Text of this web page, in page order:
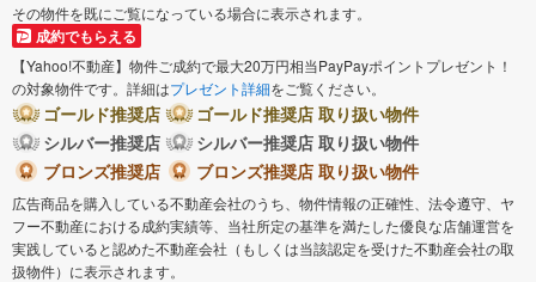
その物件を既にご覧になっている場合に表示されます。
成約でもらえる
【Yahoo!不動産】物件ご成約で最大20万円相当PayPayポイントプレゼント！
の対象物件です。詳細はプレゼント詳細をご覧ください。
ゴールド推奨店
ゴールド推奨店 取り扱い物件
シルバー推奨店
シルバー推奨店 取り扱い物件
ブロンズ推奨店
ブロンズ推奨店 取り扱い物件
広告商品を購入している不動産会社のうち、物件情報の正確性、法令遵守、ヤ
フー不動産における成約実績等、当社所定の基準を満たした優良な店舗運営を
実践していると認めた不動産会社（もしくは当該認定を受けた不動産会社の取
扱物件）に表示されます。